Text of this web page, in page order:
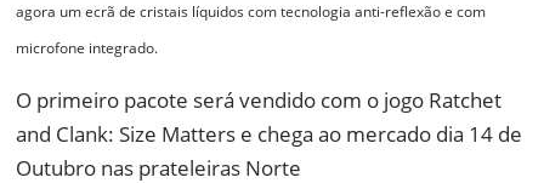
agora um ecrã de cristais líquidos com tecnologia anti-reflexão e com
microfone integrado.
O primeiro pacote será vendido com o jogo Ratchet
and Clank: Size Matters e chega ao mercado dia 14 de
Outubro nas prateleiras Norte